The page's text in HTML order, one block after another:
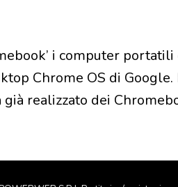
i computer portatili
Chrome OS di
realizzato dei